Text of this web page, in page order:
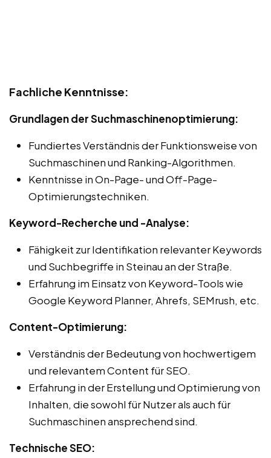
Fachliche Kenntnisse:
Grundlagen der Suchmaschinenoptimierung:
Fundiertes Verständnis der Funktionsweise von
Suchmaschinen und Ranking-Algorithmen.
Kenntnisse in On-Page- und Off-Page-
Optimierungstechniken.
Keyword-Recherche und -Analyse:
Fähigkeit zur Identifikation relevanter Keywords
und Suchbegriffe in Steinau an der Straße.
Erfahrung im Einsatz von Keyword-Tools wie
Google Keyword Planner, Ahrefs, SEMrush, etc.
Content-Optimierung:
Verständnis der Bedeutung von hochwertigem
und relevantem Content für SEO.
Erfahrung in der Erstellung und Optimierung von
Inhalten, die sowohl für Nutzer als auch für
Suchmaschinen ansprechend sind.
Technische SEO: